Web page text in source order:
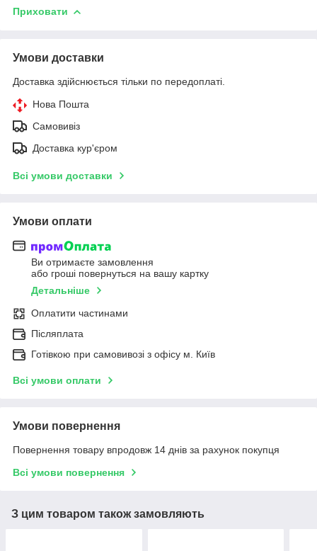
Приховати
Умови доставки
Доставка здійснюється тільки по передоплаті.
Нова Пошта
Самовивіз
Доставка кур'єром
Всі умови доставки
Умови оплати
Ви отримаєте замовлення
або гроші повернуться на вашу картку
Детальніше
Оплатити частинами
Післяплата
Готівкою при самовивозі з офісу м. Київ
Всі умови оплати
Умови повернення
Повернення товару впродовж 14 днів за рахунок покупця
Всі умови повернення
З цим товаром також замовляють